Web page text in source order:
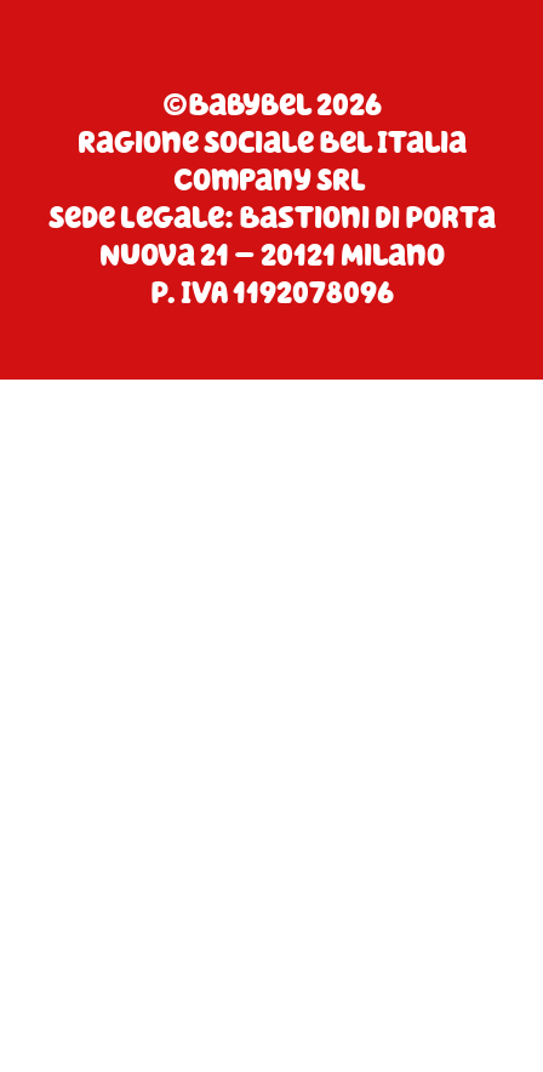
©Babybel 2026
Ragione Sociale Bel Italia
Company SRL
Sede Legale: Bastioni di Porta
Nuova 21 – 20121 Milano
P. IVA 1192078096